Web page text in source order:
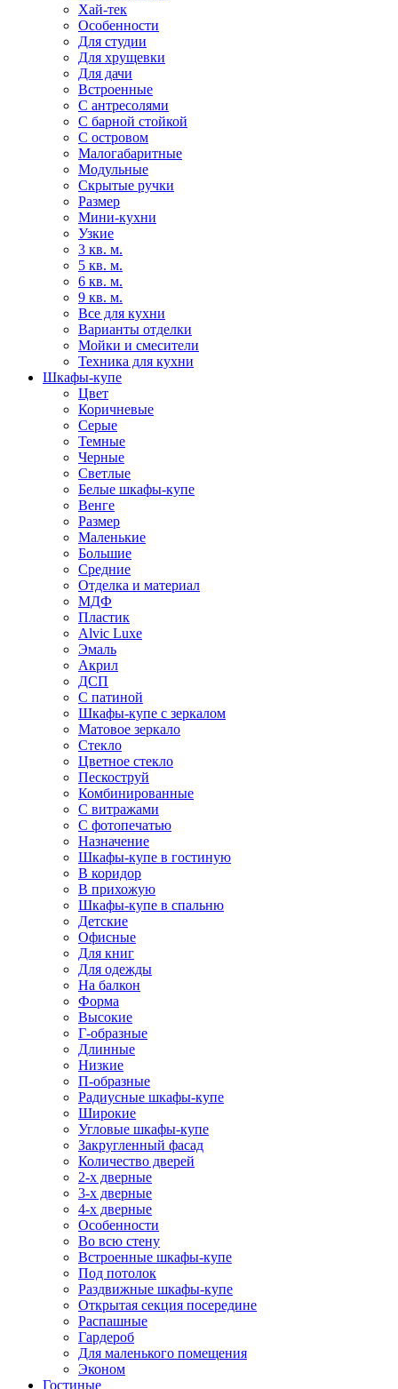
Хай-тек
Особенности
Для студии
Для хрущевки
Для дачи
Встроенные
С антресолями
С барной стойкой
С островом
Малогабаритные
Модульные
Скрытые ручки
Размер
Мини-кухни
Узкие
3 кв. м.
5 кв. м.
6 кв. м.
9 кв. м.
Все для кухни
Варианты отделки
Мойки и смесители
Техника для кухни
Шкафы-купе
Цвет
Коричневые
Серые
Темные
Черные
Светлые
Белые шкафы-купе
Венге
Размер
Маленькие
Большие
Средние
Отделка и материал
МДФ
Пластик
Alvic Luxe
Эмаль
Акрил
ДСП
С патиной
Шкафы-купе с зеркалом
Матовое зеркало
Стекло
Цветное стекло
Пескоструй
Комбинированные
С витражами
С фотопечатью
Назначение
Шкафы-купе в гостиную
В коридор
В прихожую
Шкафы-купе в спальню
Детские
Офисные
Для книг
Для одежды
На балкон
Форма
Высокие
Г-образные
Длинные
Низкие
П-образные
Радиусные шкафы-купе
Широкие
Угловые шкафы-купе
Закругленный фасад
Количество дверей
2-х дверные
3-х дверные
4-х дверные
Особенности
Во всю стену
Встроенные шкафы-купе
Под потолок
Раздвижные шкафы-купе
Открытая секция посередине
Распашные
Гардероб
Для маленького помещения
Эконом
Гостиные